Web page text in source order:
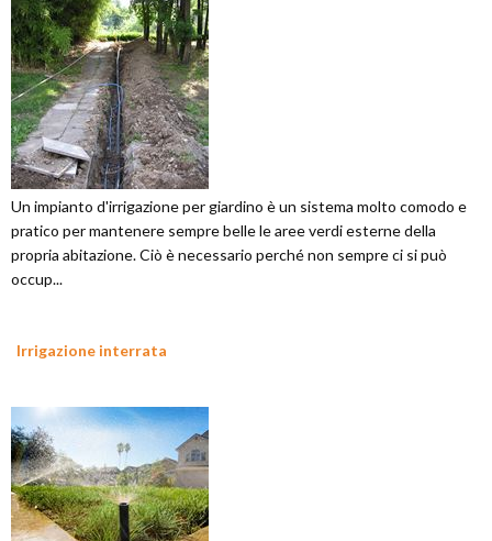
Un impianto d'irrigazione per giardino è un sistema molto comodo e
pratico per mantenere sempre belle le aree verdi esterne della
propria abitazione. Ciò è necessario perché non sempre ci si può
occup...
Irrigazione interrata